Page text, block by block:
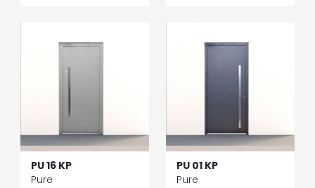
PU 16 KP
Pure
PU 01 KP
Pure